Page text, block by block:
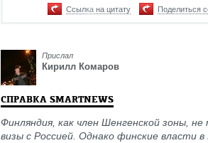
Ссылка на цитату Поделиться
Прислал
Кирилл Комаров
СПРАВКА SMARTNEWS
Финляндия, как член Шенгенской зоны,
визы с Россией. Однако финские власти